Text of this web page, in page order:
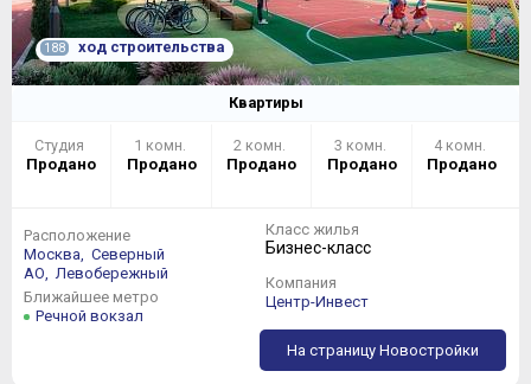
188 ход строительства
Квартиры
Студия
Продано
1 комн.
Продано
2 комн.
Продано
3 комн.
Продано
4 комн.
Продано
Расположение
Москва,
Северный
АО,
Левобережный
Ближайшее метро
Речной вокзал
Класс жилья
Бизнес-класс
Компания
Центр-Инвест
На страницу Новостройки